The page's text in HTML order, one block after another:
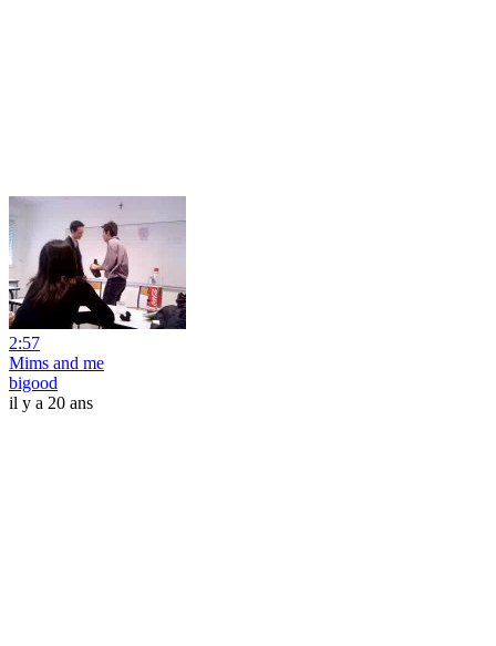
2:57
Mims and me
bigood
il y a 20 ans